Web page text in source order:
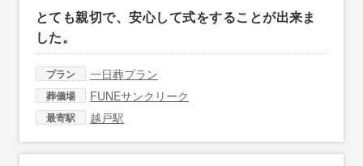
とても親切で、安心して式をすることが出来ま
した。
プラン 一日葬プラン
葬儀場 FUNEサンクリーク
最寄駅 越戸駅